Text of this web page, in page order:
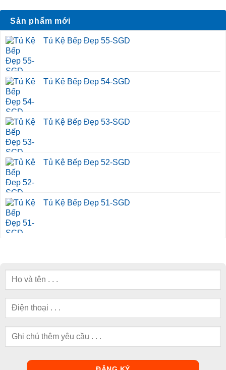
Sản phẩm mới
Tủ Kệ Bếp Đẹp 55-SGD
Tủ Kệ Bếp Đẹp 54-SGD
Tủ Kệ Bếp Đẹp 53-SGD
Tủ Kệ Bếp Đẹp 52-SGD
Tủ Kệ Bếp Đẹp 51-SGD